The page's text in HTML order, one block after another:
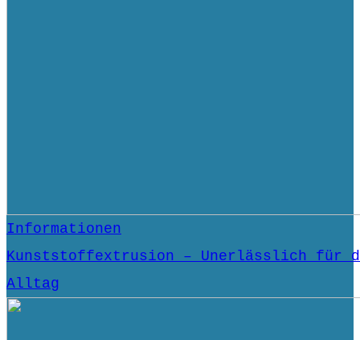
Informationen
Kunststoffextrusion – Unerlässlich für
Alltag